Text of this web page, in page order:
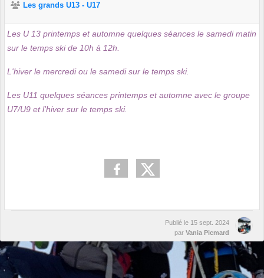
Les grands U13 - U17
Les U 13 printemps et automne quelques séances le samedi matin
sur le temps ski de 10h à 12h.
L'hiver le mercredi ou le samedi sur le temps ski.
Les U11 quelques séances printemps et automne avec le groupe
U7/U9 et l'hiver sur le temps ski.
Publié le 15 sept. 2024
par Vania Picmard